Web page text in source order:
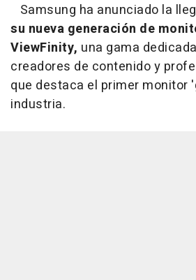
Samsung ha anunciado la
su nueva generación de
ViewFinity, una gama
creadores de contenido y
que destaca el primer monitor
industria.